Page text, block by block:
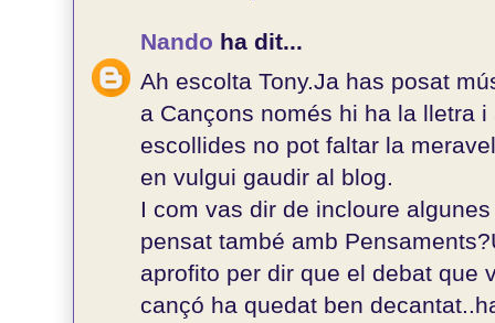
Nando ha dit...
Ah escolta Tony.Ja has posat
a Cançons només hi ha la lletra
escollides no pot faltar la
en vulgui gaudir al blog.
I com vas dir de incloure
pensat també amb
aprofito per dir que el debat que
cançó ha quedat ben